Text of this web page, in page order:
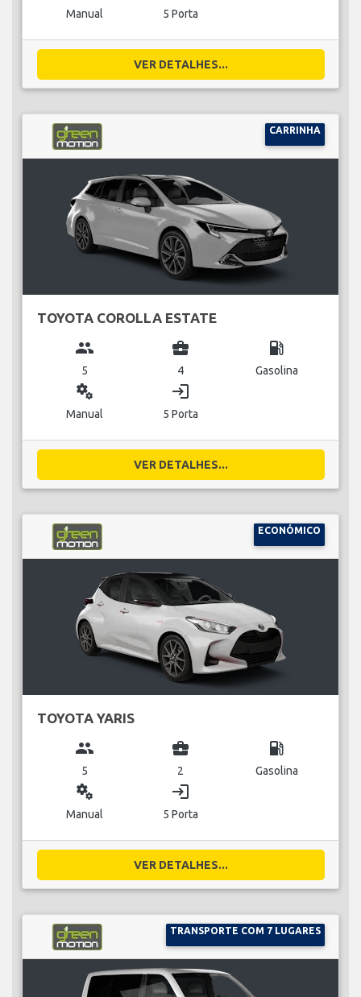
Manual 5 Porta
VER DETALHES...
CARRINHA
TOYOTA COROLLA ESTATE
group
5
business_center
4
local_gas_station
Gasolina
miscellaneous_services
Manual
login
5 Porta
VER DETALHES...
ECONÓMICO
TOYOTA YARIS
group
5
business_center
2
local_gas_station
Gasolina
miscellaneous_services
Manual
login
5 Porta
VER DETALHES...
TRANSPORTE COM 7 LUGARES